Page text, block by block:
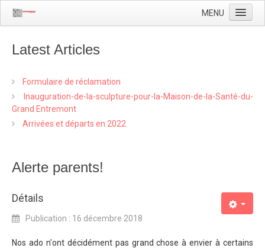
MENU
Localisation
Actualité
L'équipe
La Maison de la Santé
Latest Articles
Formulaire de réclamation
Inauguration-de-la-sculpture-pour-la-Maison-de-la-Santé-du-
Grand Entremont
Arrivées et départs en 2022
Alerte parents!
Détails
Publication : 16 décembre 2018
Nos ado n'ont décidément pas grand chose à envier à certains